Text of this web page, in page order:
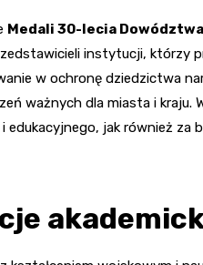
Medali 30-lecia
instytucji, którzy
w ochronę dziedzictwa
ważnych dla miasta i kraju.
jak również za